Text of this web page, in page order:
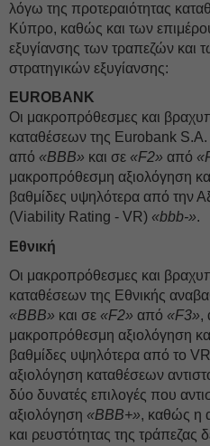
λόγω της προτεραιότητας
Κύπρο, καθώς και των
εξυγίανσης των τραπεζών και
στρατηγικών εξυγίανσης:
EUROBANK
Οι μακροπρόθεσμες και
καταθέσεων της Eurobank
από «BBB» και σε «F2» από
μακροπρόθεσμη αξιολόγηση
βαθμίδες υψηλότερα από την
(Viability Rating - VR) «bbb-».
Εθνική
Οι μακροπρόθεσμες και
καταθέσεων της Εθνικής
«BBB» και σε «F2» από «F3»,
μακροπρόθεσμη αξιολόγηση
βαθμίδες υψηλότερα από το VR
αξιολόγηση καταθέσεων
δύο δυνατές επιλογές που
αξιολόγηση «BBB+», καθώς η
και ρευστότητας της τράπεζας